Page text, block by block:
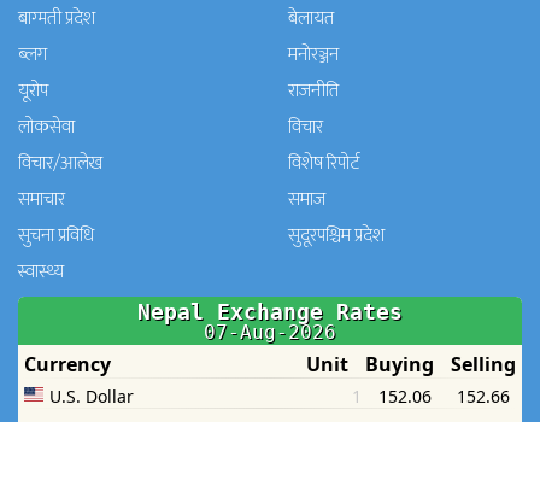
बाग्मती प्रदेश
बेलायत
ब्लग
मनाेरञ्जन
यूरोप
राजनीति
लोकसेवा
विचार
विचार/आलेख
विशेष रिपोर्ट
समाचार
समाज
सुचना प्रविधि
सुदूरपश्चिम प्रदेश
स्वास्थ्य